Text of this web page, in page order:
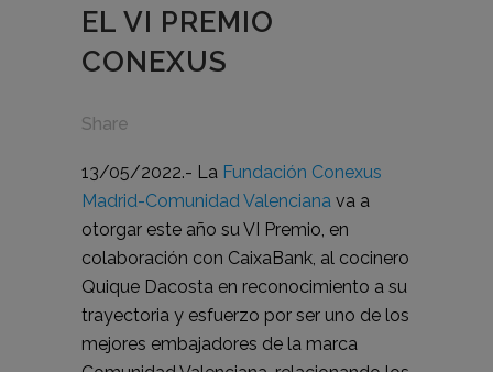
EL VI PREMIO
CONEXUS
Share
13/05/2022.- La Fundación Conexus
Madrid-Comunidad Valenciana va a
otorgar este año su VI Premio, en
colaboración con CaixaBank , al cocinero
Quique Dacosta en reconocimiento a su
trayectoria y esfuerzo por ser uno de los
mejores embajadores de la marca